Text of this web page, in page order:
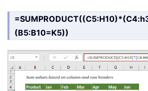
(B5:B10=K5))